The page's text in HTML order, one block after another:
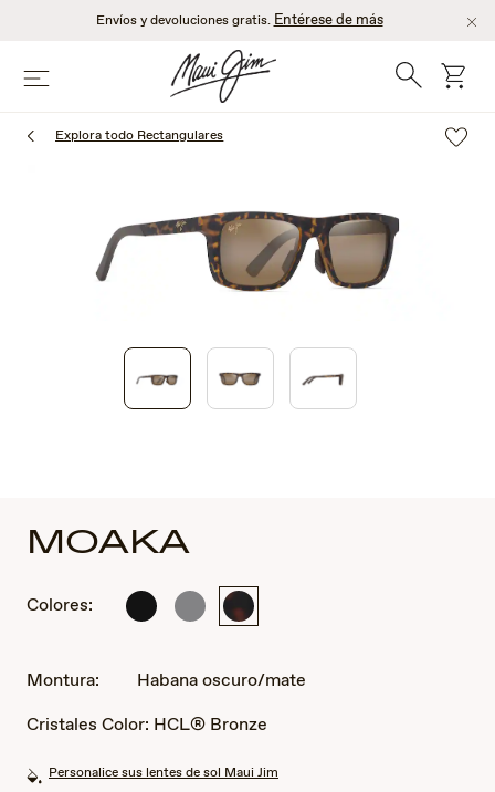
principal
Envíos y devoluciones gratis. Entérese de más
Menú BúsquedaCarro
Explora todo Rectangulares
MOAKA
Colores:
Negro Gris
Habana
Montura:
Habana oscuro/mate
Cristales Color: HCL® Bronze
Personalice sus lentes de sol Maui Jim